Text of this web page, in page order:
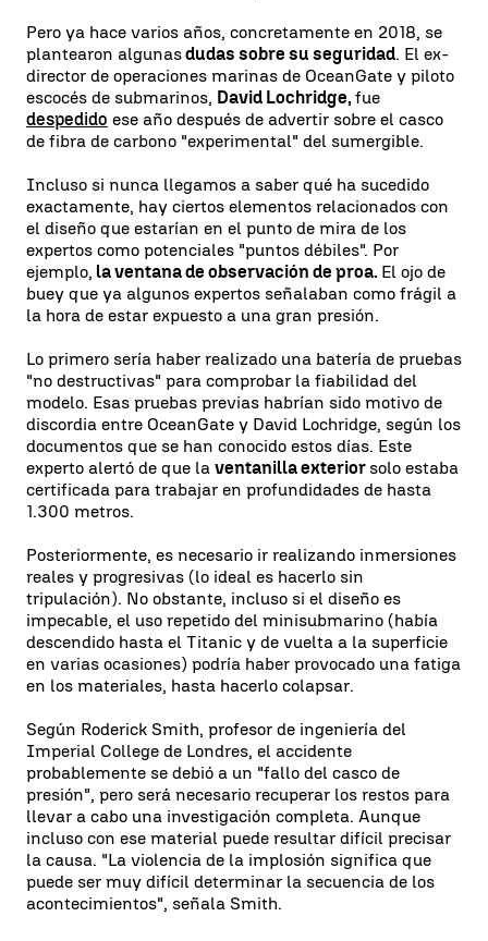
Pero ya hace varios años, concretamente en 2018, se
plantearon algunasdudas sobre su seguridad. El ex-
director de operaciones marinas de OceanGate y piloto
escocés de submarinos, David Lochridge, fue
despedido ese año después de advertir sobre el casco
de fibra de carbono "experimental" del sumergible.
Incluso si nunca llegamos a saber qué ha sucedido
exactamente, hay ciertos elementos relacionados con
el diseño que estarían en el punto de mira de los
expertos como potenciales "puntos débiles". Por
ejemplo, la ventana de observación de proa. El ojo de
buey que ya algunos expertos señalaban como frágil a
la hora de estar expuesto a una gran presión.
Lo primero sería haber realizado una batería de pruebas
"no destructivas" para comprobar la fiabilidad del
modelo. Esas pruebas previas habrían sido motivo de
discordia entre OceanGate y David Lochridge, según los
documentos que se han conocido estos días. Este
experto alertó de que la ventanilla exterior solo estaba
certificada para trabajar en profundidades de hasta
1.300 metros.
Posteriormente, es necesario ir realizando inmersiones
reales y progresivas (lo ideal es hacerlo sin
tripulación). No obstante, incluso si el diseño es
impecable, el uso repetido del minisubmarino (había
descendido hasta el Titanic y de vuelta a la superficie
en varias ocasiones) podría haber provocado una fatiga
en los materiales, hasta hacerlo colapsar.
Según Roderick Smith, profesor de ingeniería del
Imperial College de Londres, el accidente
probablemente se debió a un "fallo del casco de
presión", pero será necesario recuperar los restos para
llevar a cabo una investigación completa. Aunque
incluso con ese material puede resultar difícil precisar
la causa. "La violencia de la implosión significa que
puede ser muy difícil determinar la secuencia de los
acontecimientos", señala Smith.